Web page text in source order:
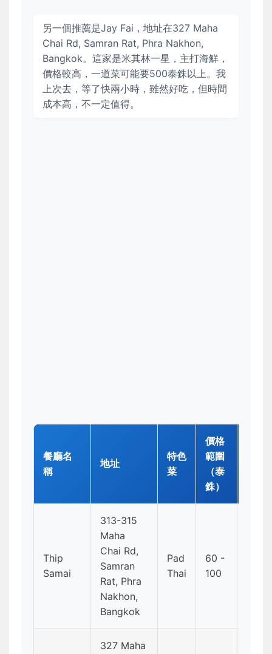
另一個推薦是Jay Fai，地址在327 Maha
Chai Rd, Samran Rat, Phra Nakhon,
Bangkok。這家是米其林一星，主打海鮮，
價格較高，一道菜可能要500泰銖以上。我
上次去，等了快兩小時，雖然好吃，但時間
成本高，不一定值得。
餐廳名
稱
地址
特色
菜
價格
範圍
（泰
銖）
Thip
Samai
313-315
Maha
Chai Rd,
Samran
Rat, Phra
Nakhon,
Bangkok
Pad
Thai
60 -
100
327 Maha